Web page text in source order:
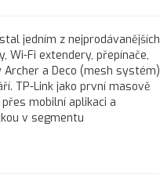
jedním z nejprodávanějších
Wi-Fi extendery, přepínače,
a Deco (mesh systém)
TP-Link jako první masově
mobilní aplikaci a
v segmentu